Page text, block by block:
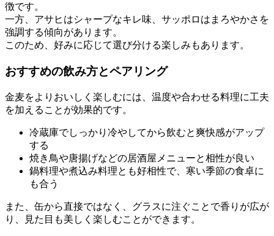
徴です。
一方、アサヒはシャープなキレ味、サッポロはまろやかさを
強調する傾向があります。
このため、好みに応じて選び分ける楽しみもあります。
おすすめの飲み方とペアリング
金麦をよりおいしく楽しむには、温度や合わせる料理に工夫
を加えることが効果的です。
冷蔵庫でしっかり冷やしてから飲むと爽快感がアップ
する
焼き鳥や唐揚げなどの居酒屋メニューと相性が良い
鍋料理や煮込み料理とも好相性で、寒い季節の食卓に
も合う
また、缶から直接ではなく、グラスに注ぐことで香りが広が
り、見た目も美しく楽しむことができます。